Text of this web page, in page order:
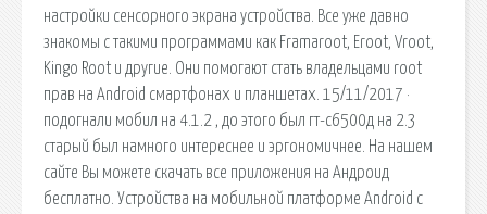
настройки сенсорного экрана устройства. Все уже давно
знакомы с такими программами как Framaroot, Eroot, Vroot,
Kingo Root и другие. Они помогают стать владельцами root
прав на Android смартфонах и планшетах. 15/11/2017 ·
подогнали мобил на 4.1.2 , до этого был гт-с6500д на 2.3
старый был намного интереснее и эргономичнее. На нашем
сайте Вы можете скачать все приложения на Андроид
бесплатно. Устройства на мобильной платформе Android с